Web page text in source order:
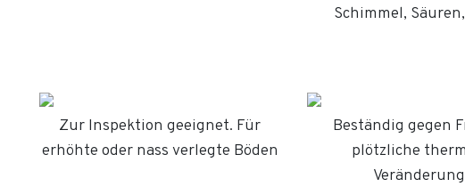
Schimmel,
Zur Inspektion geeignet. Für
erhöhte oder nass verlegte Böden
Beständig gegen
plötzliche